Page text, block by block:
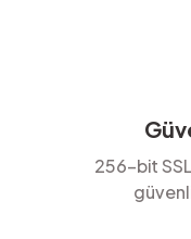
256-bit